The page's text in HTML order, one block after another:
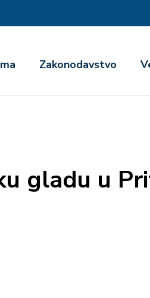
Zakonodavstvo
gladu u